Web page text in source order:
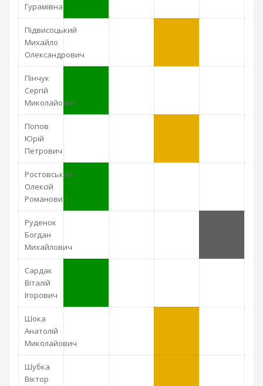
Гурамівна
Підвисоцький
Михайло
Олександрович
Пінчук
Сергій
Миколайович
Попов
Юрій
Петрович
Ростовський
Олексій
Романович
Руденок
Богдан
Михайлович
Сардак
Віталій
Ігорович
Шока
Анатолій
Миколайович
Шубка
Віктор